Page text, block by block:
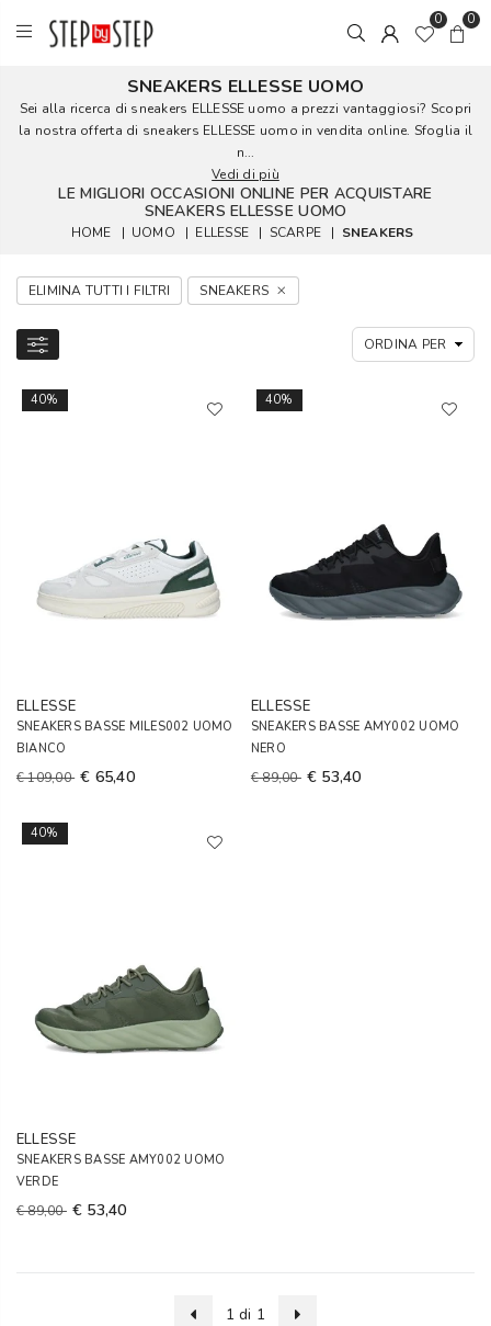
0 0
SNEAKERS ELLESSE UOMO
Sei alla ricerca di sneakers ELLESSE uomo a prezzi vantaggiosi? Scopri
la nostra offerta di sneakers ELLESSE uomo in vendita online. Sfoglia il
n...
Vedi di più
LE MIGLIORI OCCASIONI ONLINE PER ACQUISTARE
SNEAKERS ELLESSE UOMO
HOME | UOMO | ELLESSE | SCARPE | SNEAKERS
ELIMINA TUTTI I FILTRI SNEAKERS
40%
ELLESSE
SNEAKERS BASSE MILES002 UOMO
BIANCO
€ 109,00 € 65,40
40%
ELLESSE
SNEAKERS BASSE AMY002 UOMO
NERO
€ 89,00 € 53,40
40%
ELLESSE
SNEAKERS BASSE AMY002 UOMO
VERDE
€ 89,00 € 53,40
1 di 1